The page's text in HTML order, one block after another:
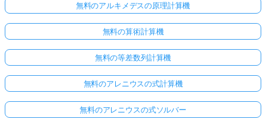
無料のアルキメデスの原理計算機
無料の算術計算機
無料の等差数列計算機
無料のアレニウスの式計算機
無料のアレニウスの式ソルバー